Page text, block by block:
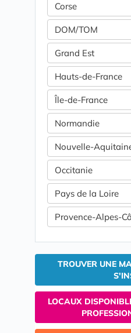
Corse
DOM/TOM
Grand Est
Hauts-de-France
Île-de-France
Normandie
Nouvelle-
Occitanie
Pays de la Loire
Provence-Alpes-
TROUVER UNE
LOCAUX